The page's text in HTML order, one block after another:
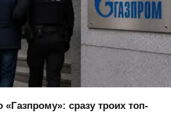
сразу троих топ-